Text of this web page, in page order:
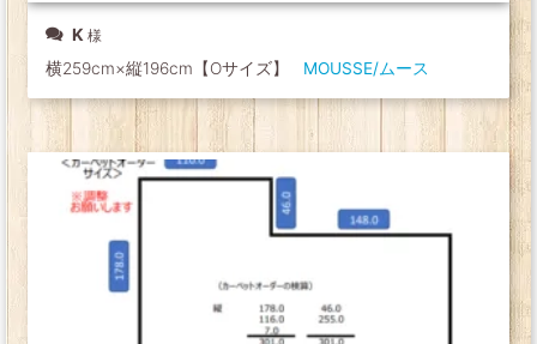
K
横259cm×縦196cm【Oサイズ】 MOUSSE/ムース